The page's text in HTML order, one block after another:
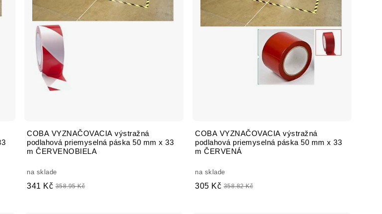
COBA VYZNAČOVACIA výstražná
podlahová priemyselná páska 50 mm x 33
m ČERVENOBIELA
na sklade
341 Kč 358.95 Kč
COBA VYZNAČOVACIA výstražná
podlahová priemyselná páska 50 mm x 33
m ČERVENÁ
na sklade
305 Kč 358.82 Kč